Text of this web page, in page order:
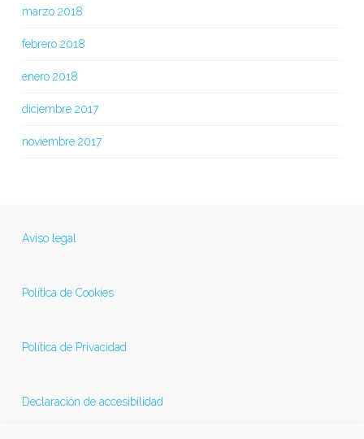
marzo 2018
febrero 2018
enero 2018
diciembre 2017
noviembre 2017
Aviso legal
Política de Cookies
Política de Privacidad
Declaración de accesibilidad